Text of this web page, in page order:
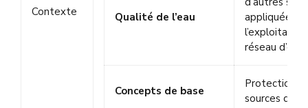
Contexte Qualité de l’eau
appliquées
l’exploitation
réseau
Concepts de base
Protection
sources d’eau